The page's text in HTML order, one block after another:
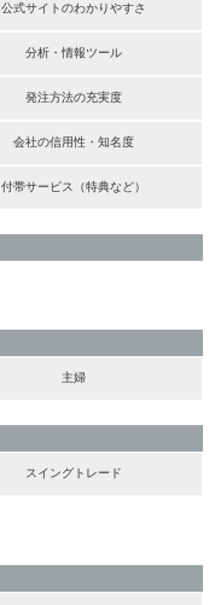
公式サイトのわかりやすさ
分析・情報ツール
発注方法の充実度
会社の信用性・知名度
付帯サービス（特典など）
主婦
スイングトレード